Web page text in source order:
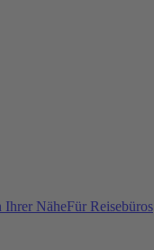
Ihrer NäheFür Reisebüros